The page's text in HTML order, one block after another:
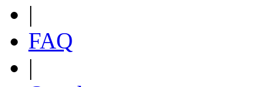
|
FAQ
|